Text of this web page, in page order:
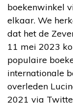
boekenwinkel
elkaar. We
dat het de
11 mei 2023
populaire
internationale
overleden
2021 via